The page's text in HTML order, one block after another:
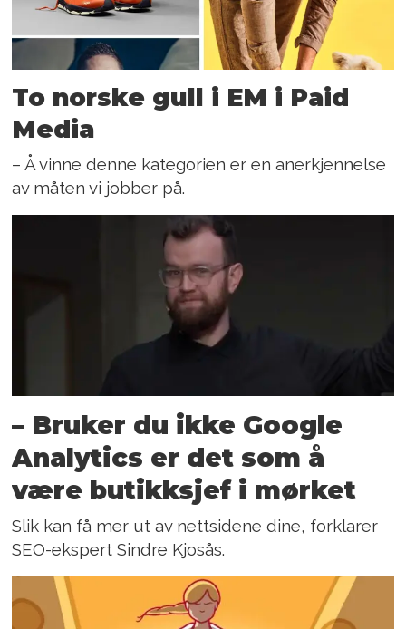
To norske gull i EM i Paid
Media
– Å vinne denne kategorien er en anerkjennelse
av måten vi jobber på.
– Bruker du ikke Google
Analytics er det som å
være butikksjef i mørket
Slik kan få mer ut av nettsidene dine, forklarer
SEO-ekspert Sindre Kjosås.